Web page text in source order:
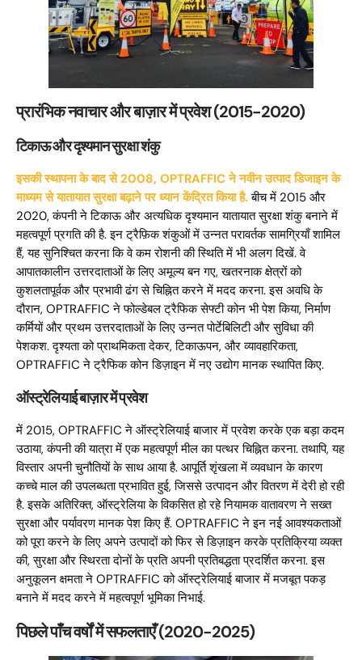
प्रारंभिक नवाचार और बाज़ार में प्रवेश (2015-2020)
टिकाऊ और दृश्यमान सुरक्षा शंकु
इसकी स्थापना के बाद से 2008, OPTRAFFIC ने नवीन उत्पाद डिजाइन के
माध्यम से यातायात सुरक्षा बढ़ाने पर ध्यान केंद्रित किया है. बीच में 2015 और
2020, कंपनी ने टिकाऊ और अत्यधिक दृश्यमान यातायात सुरक्षा शंकु बनाने में
महत्वपूर्ण प्रगति की है. इन ट्रैफ़िक शंकुओं में उन्नत परावर्तक सामग्रियाँ शामिल
हैं, यह सुनिश्चित करना कि वे कम रोशनी की स्थिति में भी अलग दिखें. वे
आपातकालीन उत्तरदाताओं के लिए अमूल्य बन गए, खतरनाक क्षेत्रों को
कुशलतापूर्वक और प्रभावी ढंग से चिह्नित करने में मदद करना. इस अवधि के
दौरान, OPTRAFFIC ने फोल्डेबल ट्रैफिक सेफ्टी कोन भी पेश किया, निर्माण
कर्मियों और प्रथम उत्तरदाताओं के लिए उन्नत पोर्टेबिलिटी और सुविधा की
पेशकश. दृश्यता को प्राथमिकता देकर, टिकाऊपन, और व्यावहारिकता,
OPTRAFFIC ने ट्रैफिक कोन डिज़ाइन में नए उद्योग मानक स्थापित किए.
ऑस्ट्रेलियाई बाज़ार में प्रवेश
में 2015, OPTRAFFIC ने ऑस्ट्रेलियाई बाजार में प्रवेश करके एक बड़ा कदम
उठाया, कंपनी की यात्रा में एक महत्वपूर्ण मील का पत्थर चिह्नित करना. तथापि, यह
विस्तार अपनी चुनौतियों के साथ आया है. आपूर्ति शृंखला में व्यवधान के कारण
कच्चे माल की उपलब्धता प्रभावित हुई, जिससे उत्पादन और वितरण में देरी हो रही
है. इसके अतिरिक्त, ऑस्ट्रेलिया के विकसित हो रहे नियामक वातावरण ने सख्त
सुरक्षा और पर्यावरण मानक पेश किए हैं. OPTRAFFIC ने इन नई आवश्यकताओं
को पूरा करने के लिए अपने उत्पादों को फिर से डिज़ाइन करके प्रतिक्रिया व्यक्त
की, सुरक्षा और स्थिरता दोनों के प्रति अपनी प्रतिबद्धता प्रदर्शित करना. इस
अनुकूलन क्षमता ने OPTRAFFIC को ऑस्ट्रेलियाई बाजार में मजबूत पकड़
बनाने में मदद करने में महत्वपूर्ण भूमिका निभाई.
पिछले पाँच वर्षों में सफलताएँ (2020-2025)